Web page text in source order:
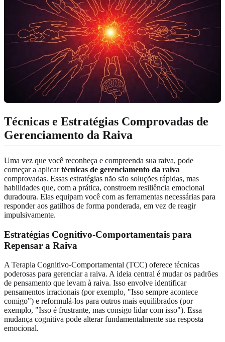
Técnicas e Estratégias Comprovadas de
Gerenciamento da Raiva
Uma vez que você reconheça e compreenda sua raiva, pode
começar a aplicartécnicas de gerenciamento da raiva
comprovadas. Essas estratégias não são soluções rápidas, mas
habilidades que, com a prática, constroem resiliência emocional
duradoura. Elas equipam você com as ferramentas necessárias para
responder aos gatilhos de forma ponderada, em vez de reagir
impulsivamente.
Estratégias Cognitivo-Comportamentais para
Repensar a Raiva
A Terapia Cognitivo-Comportamental (TCC) oferece técnicas
poderosas para gerenciar a raiva. A ideia central é mudar os padrões
de pensamento que levam à raiva. Isso envolve identificar
pensamentos irracionais (por exemplo, "Isso sempre acontece
comigo") e reformulá-los para outros mais equilibrados (por
exemplo, "Isso é frustrante, mas consigo lidar com isso"). Essa
mudança cognitiva pode alterar fundamentalmente sua resposta
emocional.